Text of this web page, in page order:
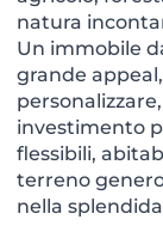
natura
Un immobile
grande
investimento
flessibili,
terreno
nella